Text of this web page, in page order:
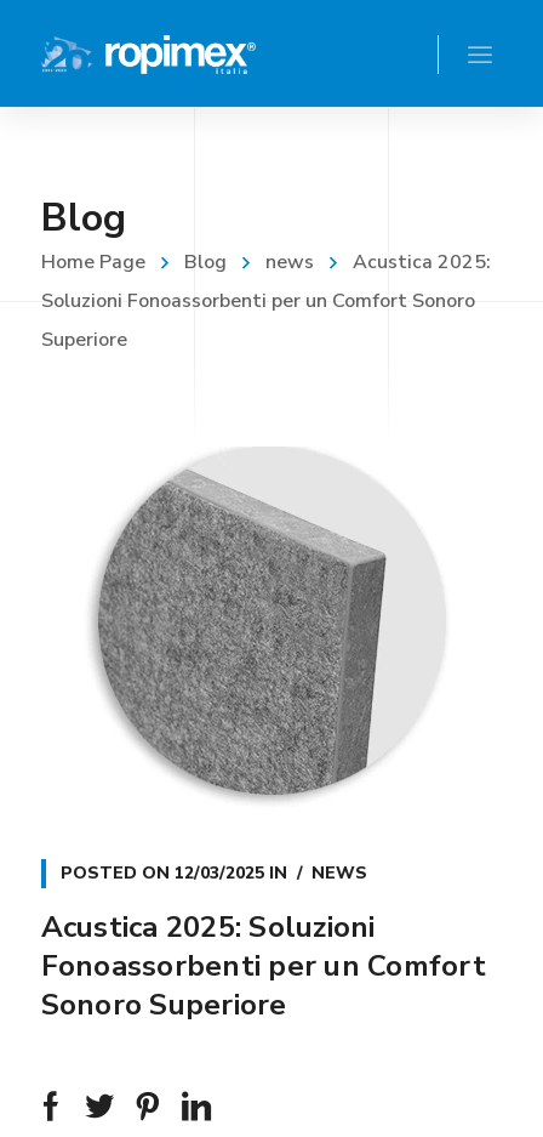
Blog
Home Page Blog news
Acustica 2025:
Soluzioni Fonoassorbenti per un Comfort Sonoro
Superiore
POSTED ON 12/03/2025IN NEWS
Acustica 2025: Soluzioni
Fonoassorbenti per un Comfort
Sonoro Superiore